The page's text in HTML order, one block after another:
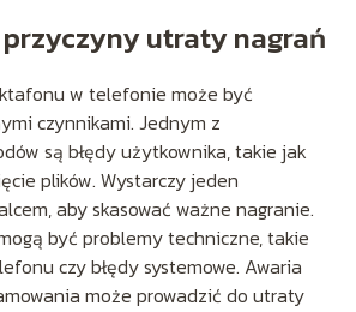
utraty nagrań
w telefonie może być
czynnikami. Jednym z
są błędy użytkownika, takie jak
plików. Wystarczy jeden
aby skasować ważne nagranie.
być problemy techniczne, takie
czy błędy systemowe. Awaria
może prowadzić do utraty